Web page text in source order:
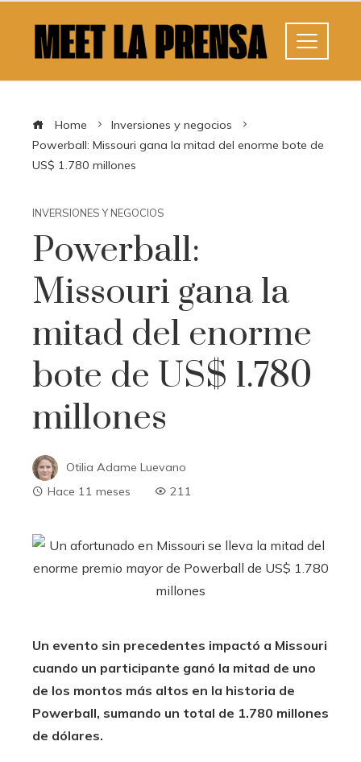
Home
Inversiones y negocios
Powerball: Missouri gana la mitad del enorme bote de
US$ 1.780 millones
INVERSIONES Y NEGOCIOS
Powerball:
Missouri gana la
mitad del enorme
bote de US$ 1.780
millones
Otilia Adame Luevano
Hace 11 meses
211
Un evento sin precedentes impactó a Missouri
cuando un participante ganó la mitad de uno
de los montos más altos en la historia de
Powerball, sumando un total de 1.780 millones
de dólares.